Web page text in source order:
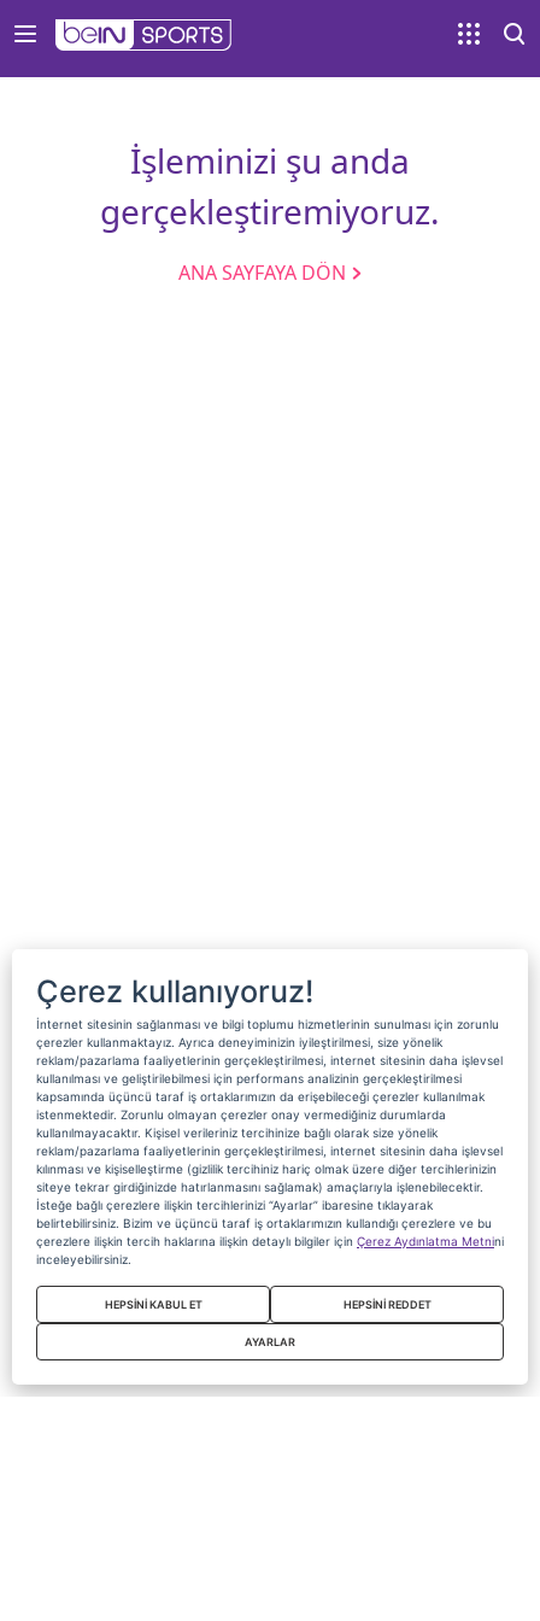
İşleminizi şu anda
gerçekleştiremiyoruz.
ANA SAYFAYA DÖN
Çerez kullanıyoruz!
İnternet sitesinin sağlanması ve bilgi toplumu hizmetlerinin sunulması için zorunlu
çerezler kullanmaktayız. Ayrıca deneyiminizin iyileştirilmesi, size yönelik
reklam/pazarlama faaliyetlerinin gerçekleştirilmesi, internet sitesinin daha işlevsel
kullanılması ve geliştirilebilmesi için performans analizinin gerçekleştirilmesi
kapsamında üçüncü taraf iş ortaklarımızın da erişebileceği çerezler kullanılmak
istenmektedir. Zorunlu olmayan çerezler onay vermediğiniz durumlarda
kullanılmayacaktır. Kişisel verileriniz tercihinize bağlı olarak size yönelik
reklam/pazarlama faaliyetlerinin gerçekleştirilmesi, internet sitesinin daha işlevsel
kılınması ve kişiselleştirme (gizlilik tercihiniz hariç olmak üzere diğer tercihlerinizin
siteye tekrar girdiğinizde hatırlanmasını sağlamak) amaçlarıyla işlenebilecektir.
İsteğe bağlı çerezlere ilişkin tercihlerinizi “Ayarlar” ibaresine tıklayarak
belirtebilirsiniz. Bizim ve üçüncü taraf iş ortaklarımızın kullandığı çerezlere ve bu
çerezlere ilişkin tercih haklarına ilişkin detaylı bilgiler için Çerez Aydınlatma Metnini
inceleyebilirsiniz.
HEPSİNİ KABUL ET HEPSİNİ REDDET
AYARLAR